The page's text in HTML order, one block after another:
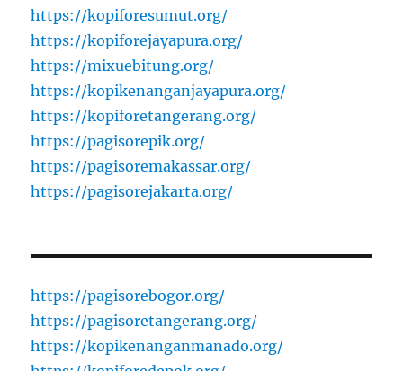
https://kopiforesumut.org/
https://kopiforejayapura.org/
https://mixuebitung.org/
https://kopikenanganjayapura.org/
https://kopiforetangerang.org/
https://pagisorepik.org/
https://pagisoremakassar.org/
https://pagisorejakarta.org/
https://pagisorebogor.org/
https://pagisoretangerang.org/
https://kopikenanganmanado.org/